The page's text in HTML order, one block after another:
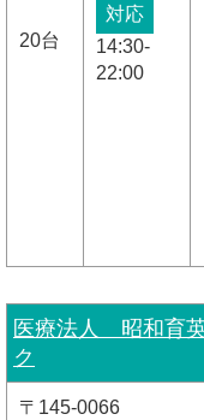
20台
対応
14:30-
22:00
医療法人 昭和育
ク
〒145-0066